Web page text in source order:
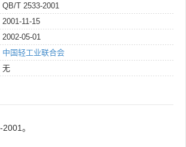
QB/T 2533-2001
2001-11-15
2002-05-01
中国轻工业联合会
无
。